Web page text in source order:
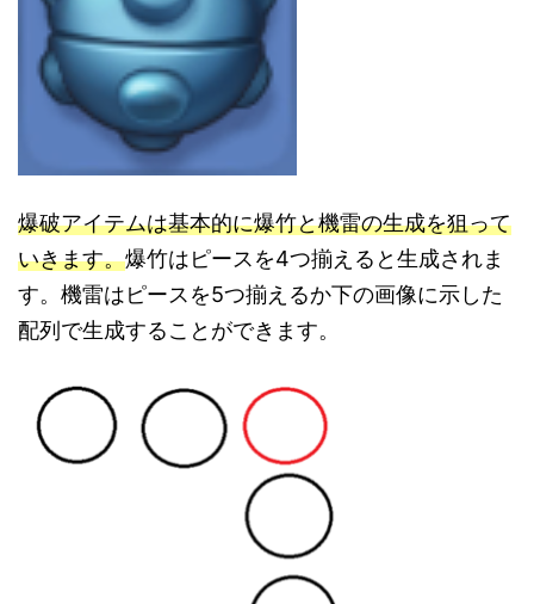
爆破アイテムは基本的に爆竹と機雷の生成を狙って
いきます。爆竹はピースを4つ揃えると生成されま
す。機雷はピースを5つ揃えるか下の画像に示した
配列で生成することができます。